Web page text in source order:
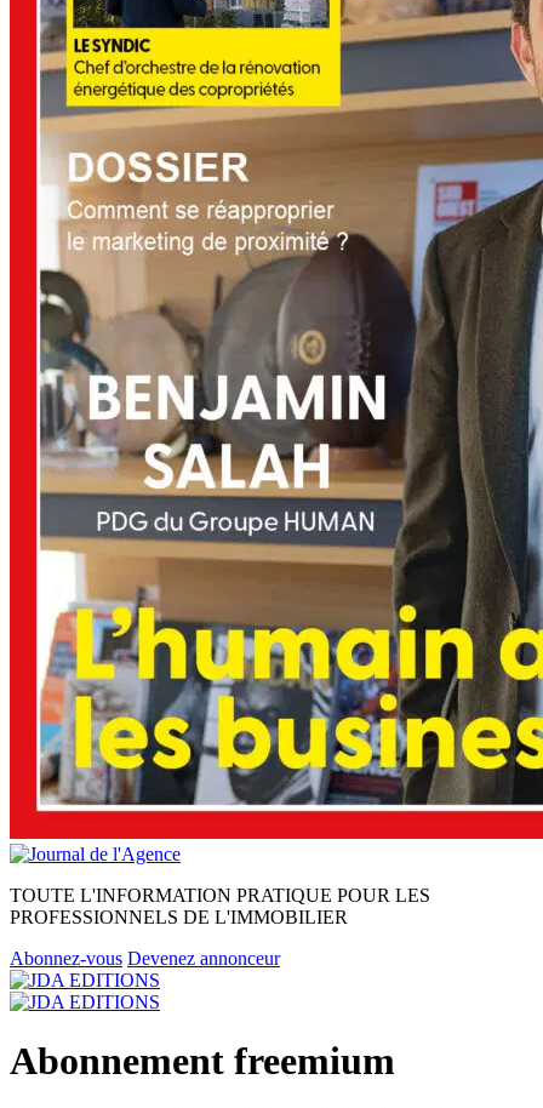
TOUTE L'INFORMATION PRATIQUE POUR LES
PROFESSIONNELS DE L'IMMOBILIER
Abonnez-vous Devenez annonceur
Abonnement freemium